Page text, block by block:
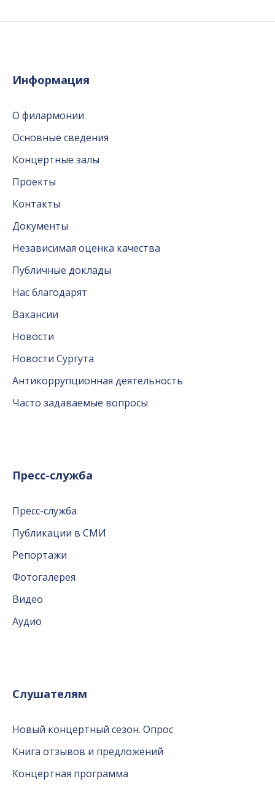
Информация
О филармонии
Основные сведения
Концертные залы
Проекты
Контакты
Документы
Независимая оценка качества
Публичные доклады
Нас благодарят
Вакансии
Новости
Новости Сургута
Антикоррупционная деятельность
Часто задаваемые вопросы
Пресс-служба
Пресс-служба
Публикации в СМИ
Репортажи
Фотогалерея
Видео
Аудио
Слушателям
Новый концертный сезон. Опрос
Книга отзывов и предложений
Концертная программа